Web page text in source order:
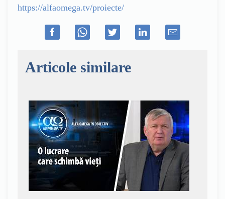
https://alfaomega.tv/proiecte/
Articole similare